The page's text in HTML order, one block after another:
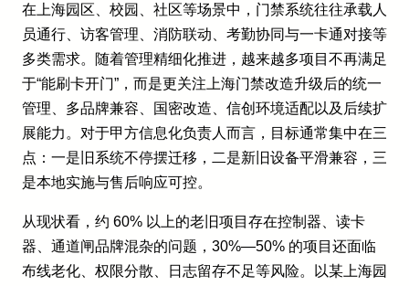
在上海园区、校园、社区等场景中，门禁系统往往承载人
员通行、访客管理、消防联动、考勤协同与一卡通对接等
多类需求。随着管理精细化推进，越来越多项目不再满足
于“能刷卡开门”，而是更关注上海门禁改造升级后的统一
管理、多品牌兼容、国密改造、信创环境适配以及后续扩
展能力。对于甲方信息化负责人而言，目标通常集中在三
点：一是旧系统不停摆迁移，二是新旧设备平滑兼容，三
是本地实施与售后响应可控。
从现状看，约 60% 以上的老旧项目存在控制器、读卡
器、通道闸品牌混杂的问题，30%—50% 的项目还面临
布线老化、权限分散、日志留存不足等风险。以某上海园